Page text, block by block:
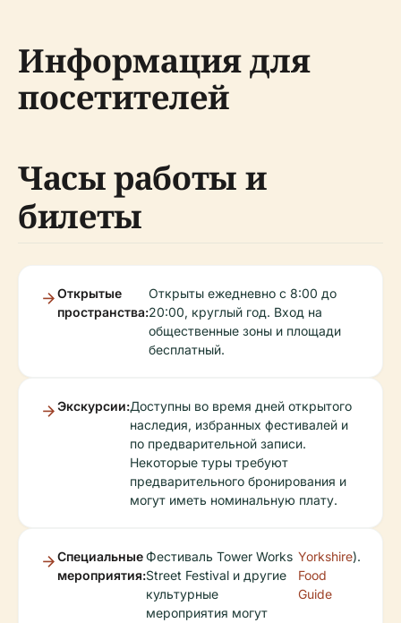
Информация для
посетителей
Часы работы и
билеты
Открытые
пространства:
Открыты ежедневно с 8:00 до
20:00, круглый год. Вход на
общественные зоны и площади
бесплатный.
Экскурсии:Доступны во время дней открытого
наследия, избранных фестивалей и
по предварительной записи.
Некоторые туры требуют
предварительного бронирования и
могут иметь номинальную плату.
Специальные
мероприятия:
Фестиваль Tower Works
Street Festival и другие
культурные
мероприятия могут
Yorkshire
Food
Guide
).